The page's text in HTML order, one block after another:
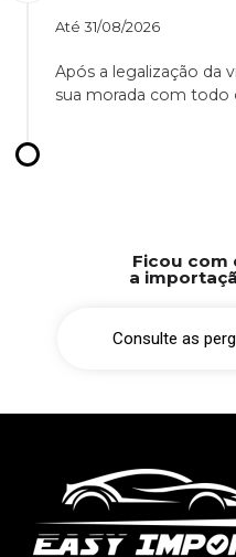
Até 31/08/2026
Após a legalização da
sua morada com todo
Ficou com
a
Consulte as